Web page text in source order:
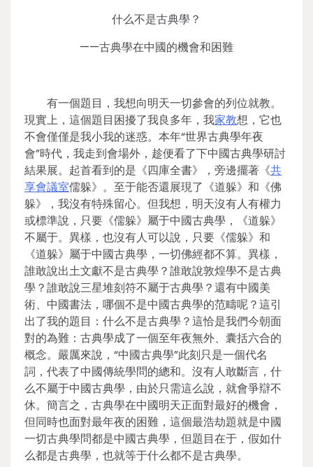
什么不是古典學？
——古典學在中國的機會和困難
有一個題目，我想向明天一切參會的列位就教。
現實上，這個題目困擾了我良多年，我家教想，它也
不會僅僅是我小我的迷惑。本年“世界古典學年夜
會”時代，我走到會場外，趁便看了下中國古典學研討
結果展。起首看到的是《四庫全書》，旁邊擺著《共
享會議室儒躲》。至于能否還展現了《道躲》和《佛
躲》，我沒有特殊留心。但我想，明天沒有人有權力
或標準說，只要《儒躲》屬于中國古典學，《道躲》
不屬于。異樣，也沒有人可以說，只要《儒躲》和
《道躲》屬于中國古典學，一切佛經都不算。異樣，
誰敢說出土文獻不是古典學？誰敢說敦煌學不是古典
學？誰敢說三星堆刻符不屬于古典學？還有中國美
術、中國書法，哪個不是中國古典學的范疇呢？這引
出了我的題目：什么不是古典學？這恰是我們今朝面
對的為難：古典學成了一個至年夜無外、囊括六合的
概念。嚴厲來說，“中國古典學”此刻只是一個代名
詞，代表了中國傳統學問的總和。沒有人敢斷言，什
么不屬于中國古典學，由於只需這么說，就會爭辯不
休。簡言之，古典學在中國明天正面對最好的機會，
但同時也面對最年夜的困難，這個最浩劫題就是中國
一切古典學問都是中國古典學，但題目在于，假如什
么都是古典學，也就等于什么都不是古典學。